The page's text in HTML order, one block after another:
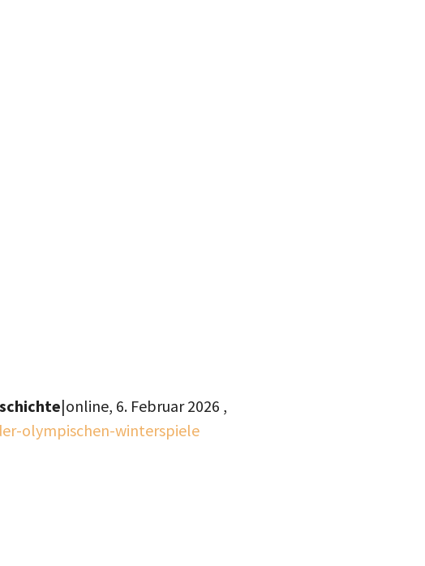
|online, 6. Februar 2026 ,
olympischen-winterspiele